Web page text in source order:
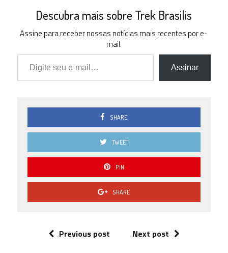
Descubra mais sobre Trek Brasilis
Assine para receber nossas notícias mais recentes por e-
mail.
Digite seu e-mail…
Assinar
SHARE
TWEET
PIN
SHARE
Previous post Next post